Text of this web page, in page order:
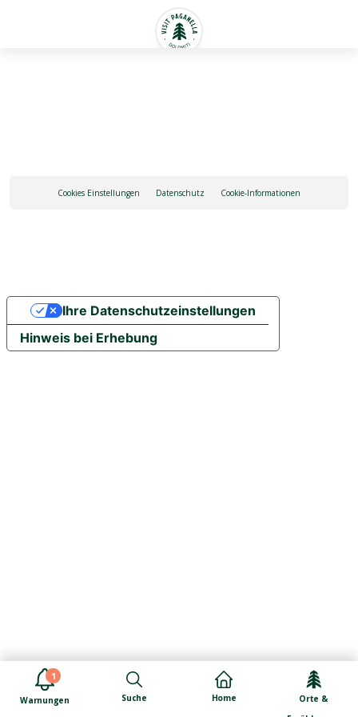
1
Warnungen Suche Home
Orte &
Cookies Einstellungen Datenschutz Cookie-Informationen
Hinweis bei Erhebung
Ihre Datenschutzeinstellungen